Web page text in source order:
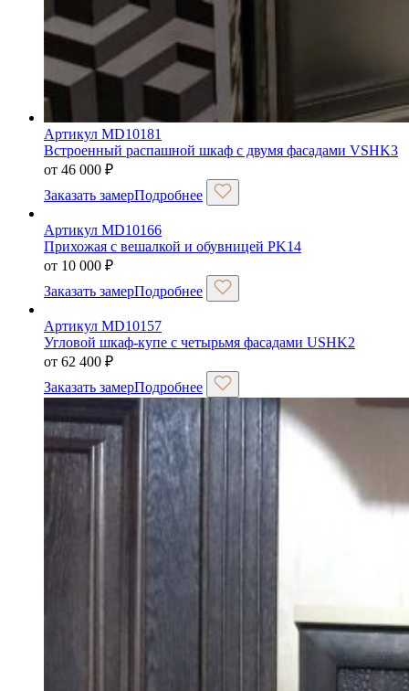
Артикул MD10181
Встроенный распашной шкаф с двумя фасадами VSHK3
от 46 000 ₽
Заказать замерПодробнее
Артикул MD10166
Прихожая с вешалкой и обувницей PK14
от 10 000 ₽
Заказать замерПодробнее
Артикул MD10157
Угловой шкаф-купе с четырьмя фасадами USHK2
от 62 400 ₽
Заказать замерПодробнее